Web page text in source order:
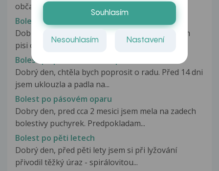
občasnou bolest v pravém boku...
Bolest po pádu
Dobry den,uz opravdu nevim kudy kam,tak Vam
pisi o radu. Vse mi zacalo pred...
Bolest po pádu v rameni a pažní kosti
Dobrý den, chtěla bych poprosit o radu. Před 14 dni
jsem uklouzla a padla na...
Bolest po pásovém oparu
Dobry den, pred cca 2 mesici jsem mela na zadech
bolestivy puchyrek. Predpokladam...
Bolest po pěti letech
Dobrý den, před pěti lety jsem si při lyžování
přivodil těžký úraz - spirálovitou...
Souhlasím
Nesouhlasím Nastavení